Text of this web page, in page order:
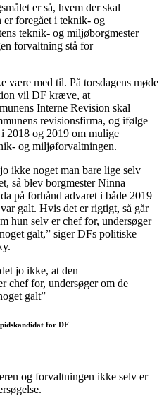
er så, hvem der skal
er foregået i teknik- og
teknik- og miljøborgmester
forvaltning stå for
være med til. På torsdagens møde
vil DF kræve, at
Interne Revision skal
revisionsfirma, og ifølge
2018 og 2019 om mulige
og miljøforvaltningen.
ikke noget man bare lige selv
så blev borgmester Ninna
på forhånd advaret i både 2019
galt. Hvis det er rigtigt, så går
hun selv er chef for, undersøger
galt,” siger DFs politiske
jo ikke, at den
chef for, undersøger om de
galt”
for DF
og forvaltningen ikke selv er